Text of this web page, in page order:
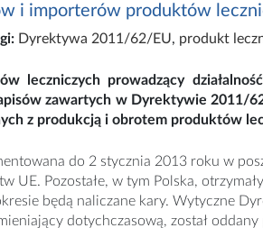
i importerów produktów
Dyrektywa 2011/62/EU, produkt
leczniczych prowadzący
zawartych w Dyrektywie 2011/
z produkcją i obrotem produktów
do 2 stycznia 2013 roku w
UE. Pozostałe, w tym Polska,
będą naliczane kary. Wytyczne
dotychczasową, został